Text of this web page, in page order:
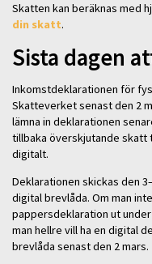
Skatten kan beräknas med
din skatt.
Sista dagen
Inkomstdeklarationen för
Skatteverket senast den 2
lämna in deklarationen
tillbaka överskjutande skatt
digitalt.
Deklarationen skickas den
digital brevlåda. Om man
pappersdeklaration ut
man hellre vill ha en digital
brevlåda senast den 2 mars.